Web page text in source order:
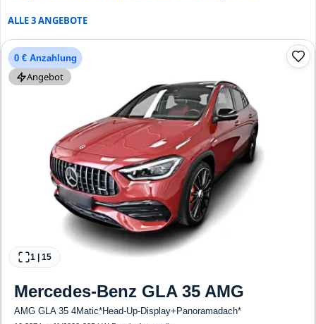
ALLE3ANGEBOTE
0 € Anzahlung
Angebot
1 15
Mercedes-Benz GLA 35 AMG
AMG GLA 35 4Matic*Head-Up-Display+Panoramadach*